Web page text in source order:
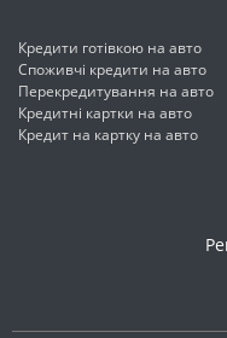
Кредити готівкою на авто
Споживчі кредити на авто
Перекредитування на авто
Кредитні картки на авто
Кредит на картку на авто